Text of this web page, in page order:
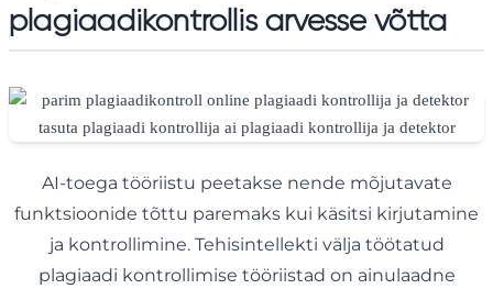
plagiaadikontrollis arvesse võtta
AI-toega tööriistu peetakse nende mõjutavate
funktsioonide tõttu paremaks kui käsitsi kirjutamine
ja kontrollimine. Tehisintellekti välja töötatud
plagiaadi kontrollimise tööriistad on ainulaadne